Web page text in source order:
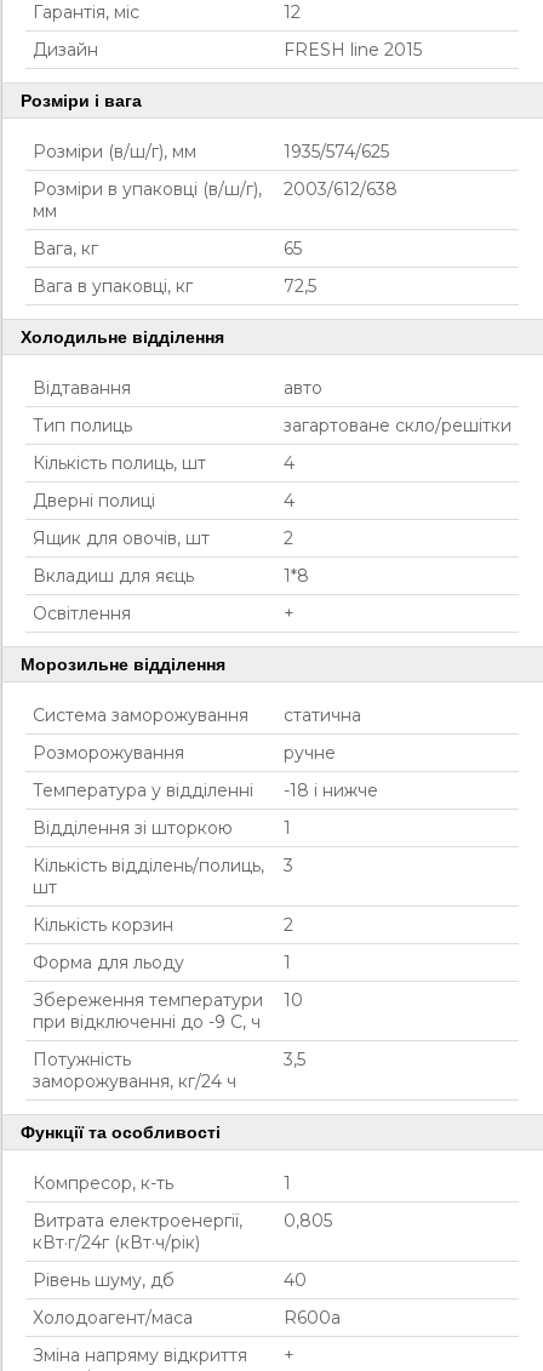
Гарантія, міс
12
Дизайн
FRESH line 2015
Розміри і вага
Розміри (в/ш/г), мм
1935/574/625
Розміри в упаковці (в/ш/г),
мм
2003/612/638
Вага, кг
65
Вага в упаковці, кг
72,5
Холодильне відділення
Відтавання
авто
Тип полиць
загартоване скло/решітки
Кількість полиць, шт
4
Дверні полиці
4
Ящик для овочів, шт
2
Вкладиш для яєць
1*8
Освітлення
+
Морозильне відділення
Система заморожування
статична
Розморожування
ручне
Температура у відділенні
-18 і нижче
Відділення зі шторкою
1
Кількість відділень/полиць,
шт
3
Кількість корзин
2
Форма для льоду
1
Збереження температури
при відключенні до -9 С, ч
10
Потужність
заморожування, кг/24 ч
3,5
Функції та особливості
Компресор, к-ть
1
Витрата електроенергії,
кВт·г/24г (кВт·ч/рік)
0,805
Рівень шуму, дб
40
Холодоагент/маса
R600a
Зміна напряму відкриття
+